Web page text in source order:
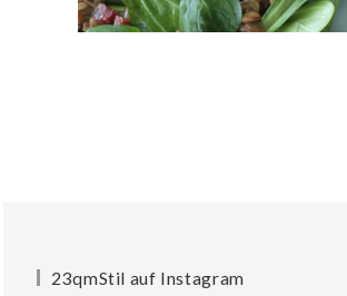
23qmStil auf Instagram